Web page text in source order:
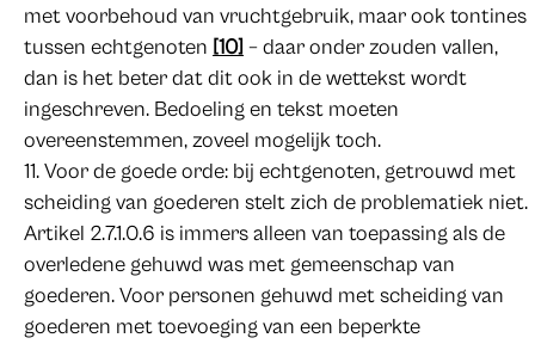
met voorbehoud van vruchtgebruik, maar ook tontines
tussen echtgenoten [10] – daar onder zouden vallen,
dan is het beter dat dit ook in de wettekst wordt
ingeschreven. Bedoeling en tekst moeten
overeenstemmen, zoveel mogelijk toch.
Voor de goede orde: bij echtgenoten, getrouwd met
scheiding van goederen stelt zich de problematiek niet.
Artikel 2.7.1.0.6 is immers alleen van toepassing als de
overledene gehuwd was met gemeenschap van
goederen. Voor personen gehuwd met scheiding van
goederen met toevoeging van een beperkte